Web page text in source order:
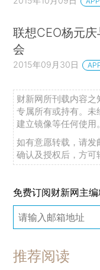
联想CEO杨元
会
2015年09月30日
财新网所刊载内容
专属所有或持有。未
建立镜像等任何使用。
如有意愿转载，请发
确认及授权后，方可
免费订阅财新网主
推荐阅读